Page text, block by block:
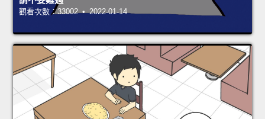
觀看次數：33002 • 2022-01-14